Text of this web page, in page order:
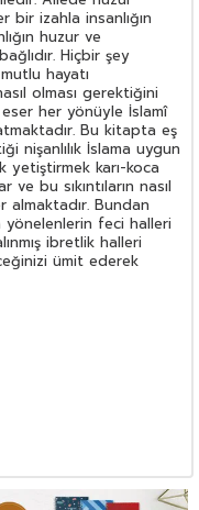
bir izahla insanlığın
huzur ve
Hiçbir şey
hayatı
olması gerektiğini
her yönüyle İslamî
Bu kitapta eş
nişanlılık İslama uygun
yetiştirmek karı-koca
ve bu sıkıntıların nasıl
almaktadır. Bundan
yönelenlerin feci halleri
ibretlik halleri
ümit ederek